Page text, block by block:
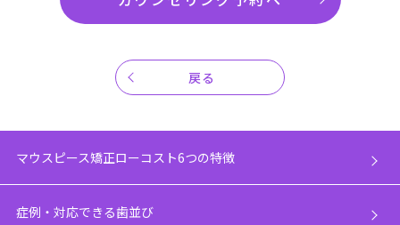
戻る
マウスピース矯正ローコスト6つの特徴
症例・対応できる歯並び